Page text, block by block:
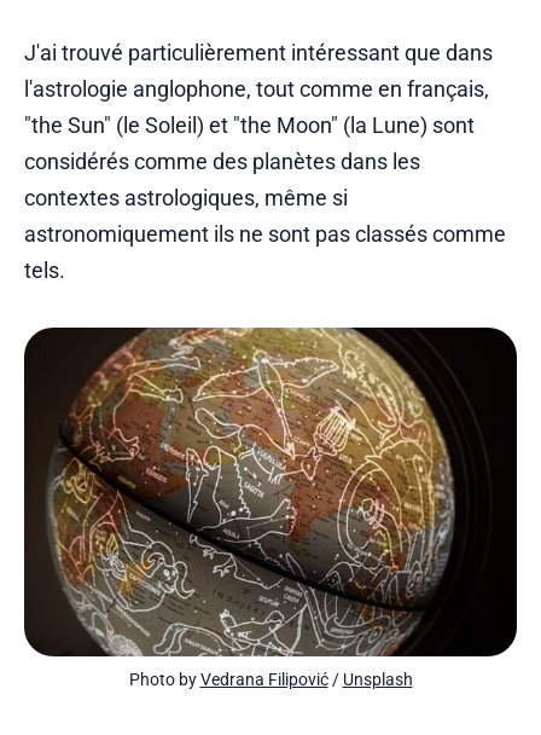
J'ai trouvé particulièrement intéressant que dans
l'astrologie anglophone, tout comme en français,
"the Sun" (le Soleil) et "the Moon" (la Lune) sont
considérés comme des planètes dans les
contextes astrologiques, même si
astronomiquement ils ne sont pas classés comme
tels.
Photo by Vedrana Filipović / Unsplash